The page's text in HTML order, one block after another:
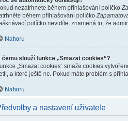
nezatrhnete během přihlašování políčko
během přihlašování políčko
políčko nevidíte, znamená to, že
Nahoru
čemu slouží funkce „Smazat cookies“?
„Smazat cookies“ smaže cookies
a které ještě ne. Pokud máte problém s
Nahoru
a nastavení uživatele